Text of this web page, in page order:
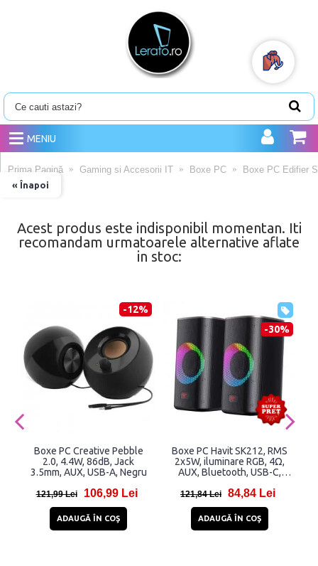
MENIU
« Înapoi
Prima Pagină Gaming si Accesorii IT Boxe PC Boxe PC Edifier
Acest produs este indisponibil momentan. Iti
recomandam urmatoarele alternative aflate
in stoc:
-12%
Boxe PC Creative Pebble
2.0, 4.4W, 86dB, Jack
3.5mm, AUX, USB-A, Negru
121,99 Lei 106,99 Lei
ADAUGĂ ÎN COŞ
-30%
Boxe PC Havit SK212, RMS
2x5W, iluminare RGB, 4Ω,
AUX, Bluetooth, USB-C,
121,84 Lei 84,84 Lei
ADAUGĂ ÎN COŞ